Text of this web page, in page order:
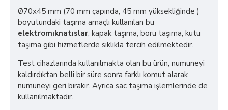
Ø70x45 mm (70 mm çapında, 45 mm yüksekliğinde )
boyutundaki taşıma amaçlı kullanılan bu
elektromıknatıslar, kapak taşıma, boru taşıma, kutu
taşıma gibi hizmetlerde sıklıkla tercih edilmektedir.
Test cihazlarında kullanılmakta olan bu ürün, numuneyi
kaldırdıktan belli bir süre sonra farklı komut alarak
numuneyi geri bırakır. Ayrıca sac taşıma işlemlerinde de
kullanılmaktadır.